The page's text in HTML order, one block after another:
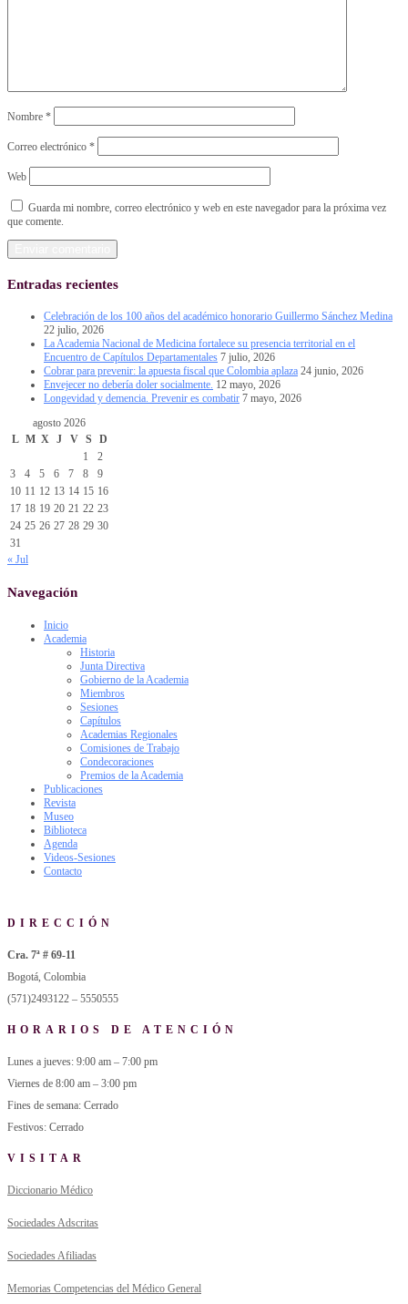
Nombre *
Correo electrónico *
Web
Guarda mi nombre, correo electrónico y web en este navegador para la próxima vez
que comente.
Entradas recientes
Celebración de los 100 años del académico honorario Guillermo Sánchez Medina
22 julio, 2026
La Academia Nacional de Medicina fortalece su presencia territorial en el
Encuentro de Capítulos Departamentales 7 julio, 2026
Cobrar para prevenir: la apuesta fiscal que Colombia aplaza 24 junio, 2026
Envejecer no debería doler socialmente. 12 mayo, 2026
Longevidad y demencia. Prevenir es combatir 7 mayo, 2026
agosto 2026
L M X J V S
D
1
2
3
4 5 6 7 8
9
10 11 12 13 14 15 16
17 18 19 20 21 22 23
24 25 26 27 28 29 30
31
« Jul
Navegación
Inicio
Academia
Historia
Junta Directiva
Gobierno de la Academia
Miembros
Sesiones
Capítulos
Academias Regionales
Comisiones de Trabajo
Condecoraciones
Premios de la Academia
Publicaciones
Revista
Museo
Biblioteca
Agenda
Videos-Sesiones
Contacto
DIRECCIÓN
Cra. 7ª # 69-11
Bogotá, Colombia
(571)2493122 – 5550555
HORARIOS DE ATENCIÓN
Lunes a jueves: 9:00 am – 7:00 pm
Viernes de 8:00 am – 3:00 pm
Fines de semana: Cerrado
Festivos: Cerrado
VISITAR
Diccionario Médico
Sociedades Adscritas
Sociedades Afiliadas
Memorias Competencias del Médico General